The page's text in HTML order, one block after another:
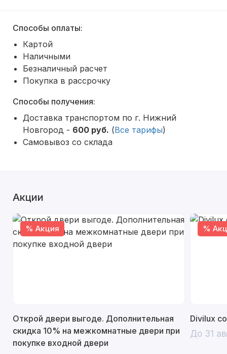
Способы оплаты:
Картой
Наличными
Безналичный расчет
Покупка в рассрочку
Способы получения:
Доставка транспортом по г. Нижний
Новгород - 600 руб. (Все тарифы)
Самовывоз со склада
Акции
% Акция
Открой двери выгоде. Дополнительная
скидка 10% на межкомнатные двери при
покупке входной двери
%
Divilux
До 31